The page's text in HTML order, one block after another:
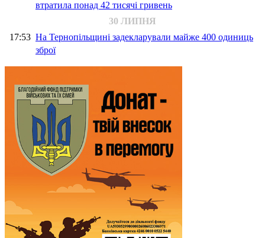
втратила понад 42 тисячі гривень
30 ЛИПНЯ
17:53 На Тернопільщині задекларували майже 400 одиниць
зброї